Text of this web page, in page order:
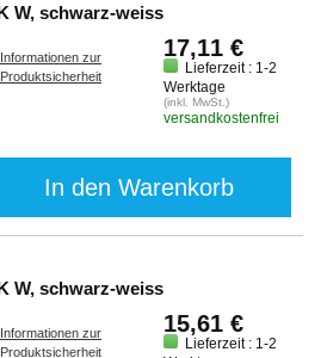
Farbband TZE-335 BK W, schwarz-weiss
Informationen zur
Produktsicherheit
17,11 €
Lieferzeit : 1-2
Werktage
(inkl. MwSt.)
versandkostenfrei
In den Warenkorb
Farbband TZE-231 BK W, schwarz-weiss
Informationen zur
Produktsicherheit
15,61 €
Lieferzeit : 1-2